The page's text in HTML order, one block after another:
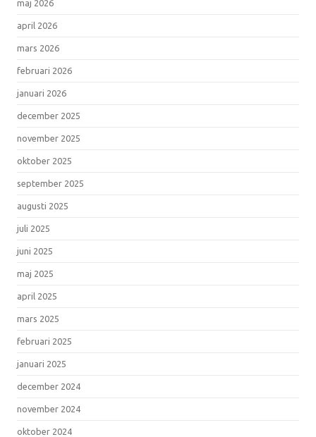
maj 2026
april 2026
mars 2026
februari 2026
januari 2026
december 2025
november 2025
oktober 2025
september 2025
augusti 2025
juli 2025
juni 2025
maj 2025
april 2025
mars 2025
februari 2025
januari 2025
december 2024
november 2024
oktober 2024